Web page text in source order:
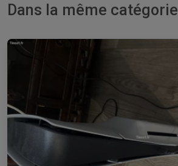
Dans la même catégorie